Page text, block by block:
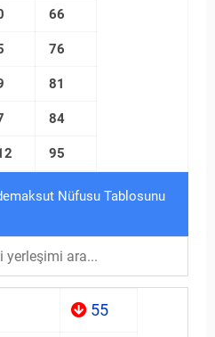
66
76
81
84
95
Nüfusu Tablosunu
55